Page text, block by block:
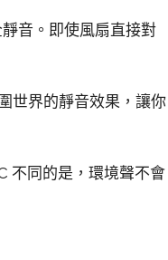
音。即使風扇直接對
世界的靜音效果，讓你
不同的是，環境聲不會